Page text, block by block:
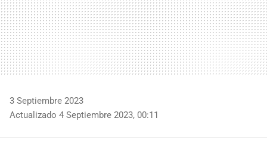
3 Septiembre 2023
Actualizado 4 Septiembre 2023, 00:11